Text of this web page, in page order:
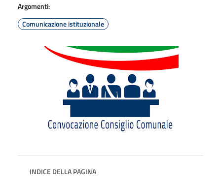
Argomenti:
Comunicazione istituzionale
INDICE DELLA PAGINA